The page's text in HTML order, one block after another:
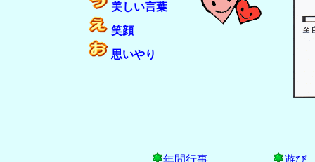
美しい言葉
笑顔
思いやり
年間行事 遊び